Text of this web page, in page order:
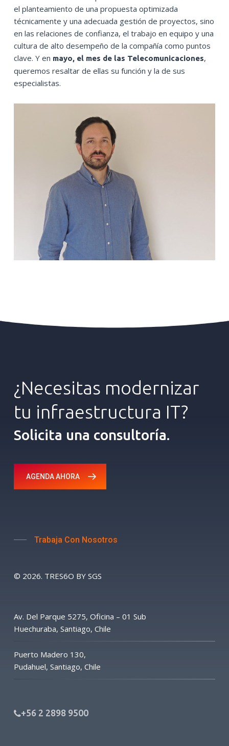
el planteamiento de una propuesta optimizada
técnicamente y una adecuada gestión de proyectos, sino
en las relaciones de confianza, el trabajo en equipo y una
cultura de alto desempeño de la compañía como puntos
clave. Y en mayo, el mes de las Telecomunicaciones,
queremos resaltar de ellas su función y la de sus
especialistas.
¿Necesitas modernizar
tu infraestructura IT?
Solicita una consultoría.
AGENDA AHORA
Trabaja Con Nosotros
© 2026. TRES6O BY SGS
Av. Del Parque 5275, Oficina – 01 Sub
Huechuraba, Santiago, Chile
Puerto Madero 130,
Pudahuel, Santiago, Chile
+56 2 2898 9500